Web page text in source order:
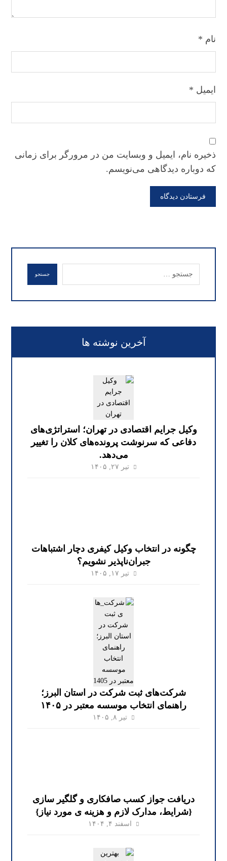
نام *
ایمیل *
ذخیره نام، ایمیل و وبسایت من در مرورگر برای زمانی
که دوباره دیدگاهی می‌نویسم.
فرستادن دیدگاه
جستجو
آخرین نوشته ها
وکیل جرایم اقتصادی در تهران؛ استراتژی‌های
دفاعی که سرنوشت پرونده‌های کلان را تغییر
می‌دهد.
تیر ۲۷, ۱۴۰۵
چگونه در انتخاب وکیل کیفری دچار اشتباهات
جبران‌ناپذیر نشویم؟
تیر ۱۷, ۱۴۰۵
شرکت‌های ثبت شرکت در استان البرز؛
راهنمای انتخاب موسسه معتبر در ۱۴۰۵
تیر ۸, ۱۴۰۵
دریافت جواز کسب صافکاری و گلگیر سازی
{شرایط، مدارک لازم و هزینه ی مورد نیاز}
اسفند ۴, ۱۴۰۴